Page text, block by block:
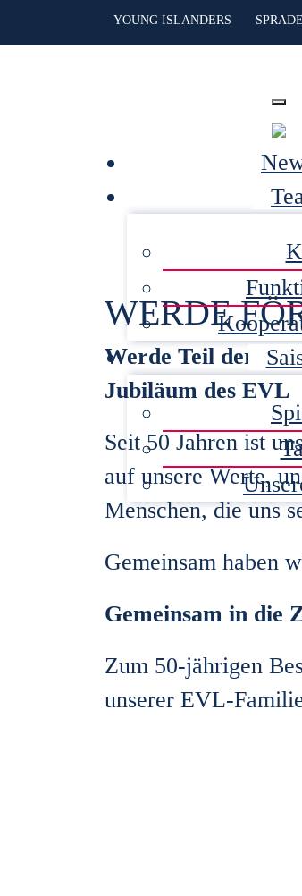
YOUNG ISLANDERS
WERDE
Werde Teil der
Jubiläum des EVL
Seit 50 Jahren ist
auf unsere Werte,
Menschen, die uns
Gemeinsam haben
Gemeinsam in die
Zum 50-jährigen
unserer EVL-